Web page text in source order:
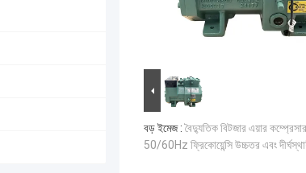
বড় ইমেজ :বৈদ্যুতিক বিটজার এয়ার
50/60Hz ফ্রিকোয়েন্সি উচ্চতর এবং